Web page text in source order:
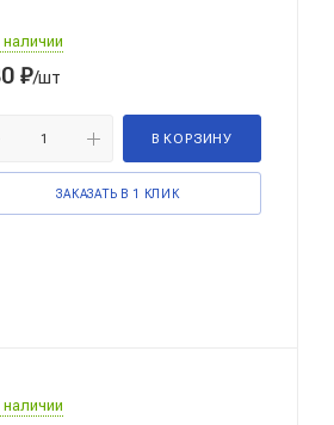
наличии
₽/шт
В КОРЗИНУ
ЗАКАЗАТЬ В 1 КЛИК
наличии